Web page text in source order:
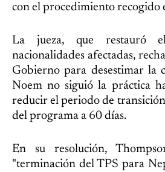
con el procedimiento recogido
La jueza, que restauró
nacionalidades afectadas,
Gobierno para desestimar la
Noem no siguió la práctica
reducir el periodo de
del programa a 60 días.
En su resolución,
"terminación del TPS para